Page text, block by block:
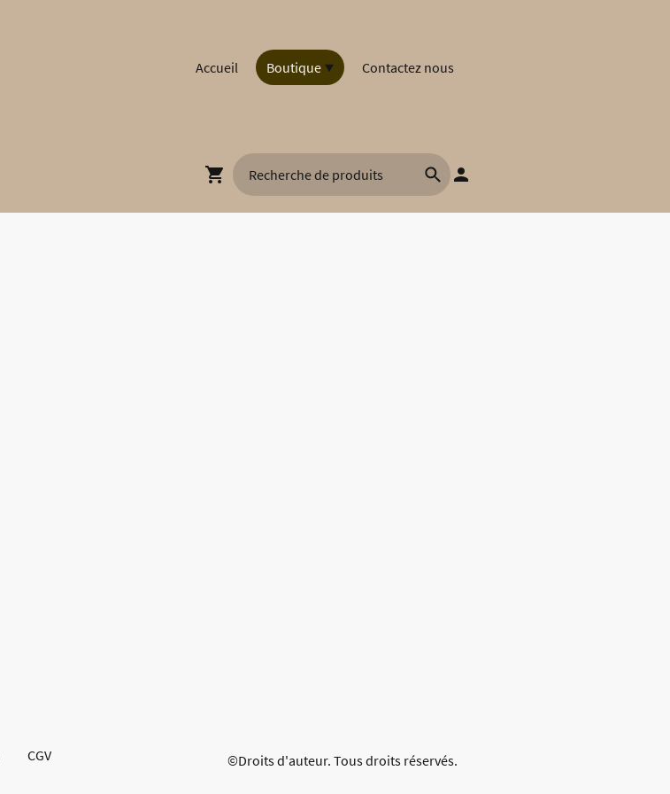
Accueil Boutique Contactez nous
CGV ©Droits d'auteur. Tous droits réservés.